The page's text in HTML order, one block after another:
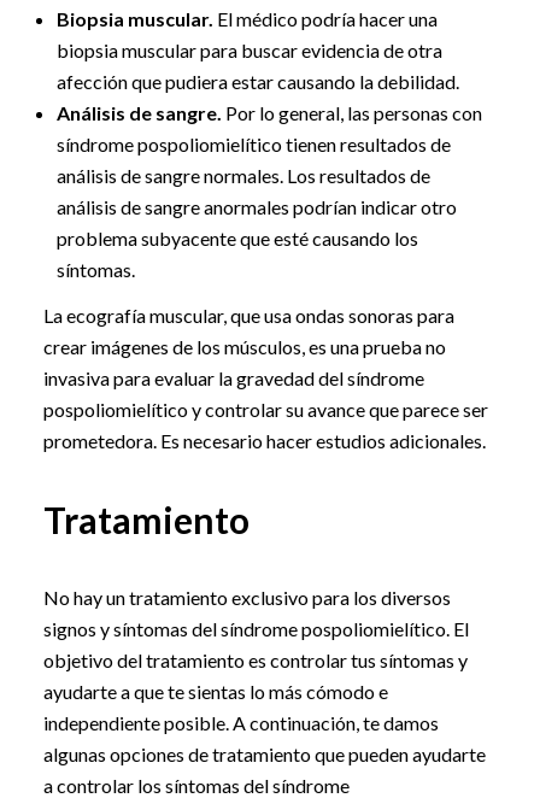
Biopsia muscular. El médico podría hacer una
biopsia muscular para buscar evidencia de otra
afección que pudiera estar causando la debilidad.
Análisis de sangre. Por lo general, las personas con
síndrome pospoliomielítico tienen resultados de
análisis de sangre normales. Los resultados de
análisis de sangre anormales podrían indicar otro
problema subyacente que esté causando los
síntomas.
La ecografía muscular, que usa ondas sonoras para
crear imágenes de los músculos, es una prueba no
invasiva para evaluar la gravedad del síndrome
pospoliomielítico y controlar su avance que parece ser
prometedora. Es necesario hacer estudios adicionales.
Tratamiento
No hay un tratamiento exclusivo para los diversos
signos y síntomas del síndrome pospoliomielítico. El
objetivo del tratamiento es controlar tus síntomas y
ayudarte a que te sientas lo más cómodo e
independiente posible. A continuación, te damos
algunas opciones de tratamiento que pueden ayudarte
a controlar los síntomas del síndrome